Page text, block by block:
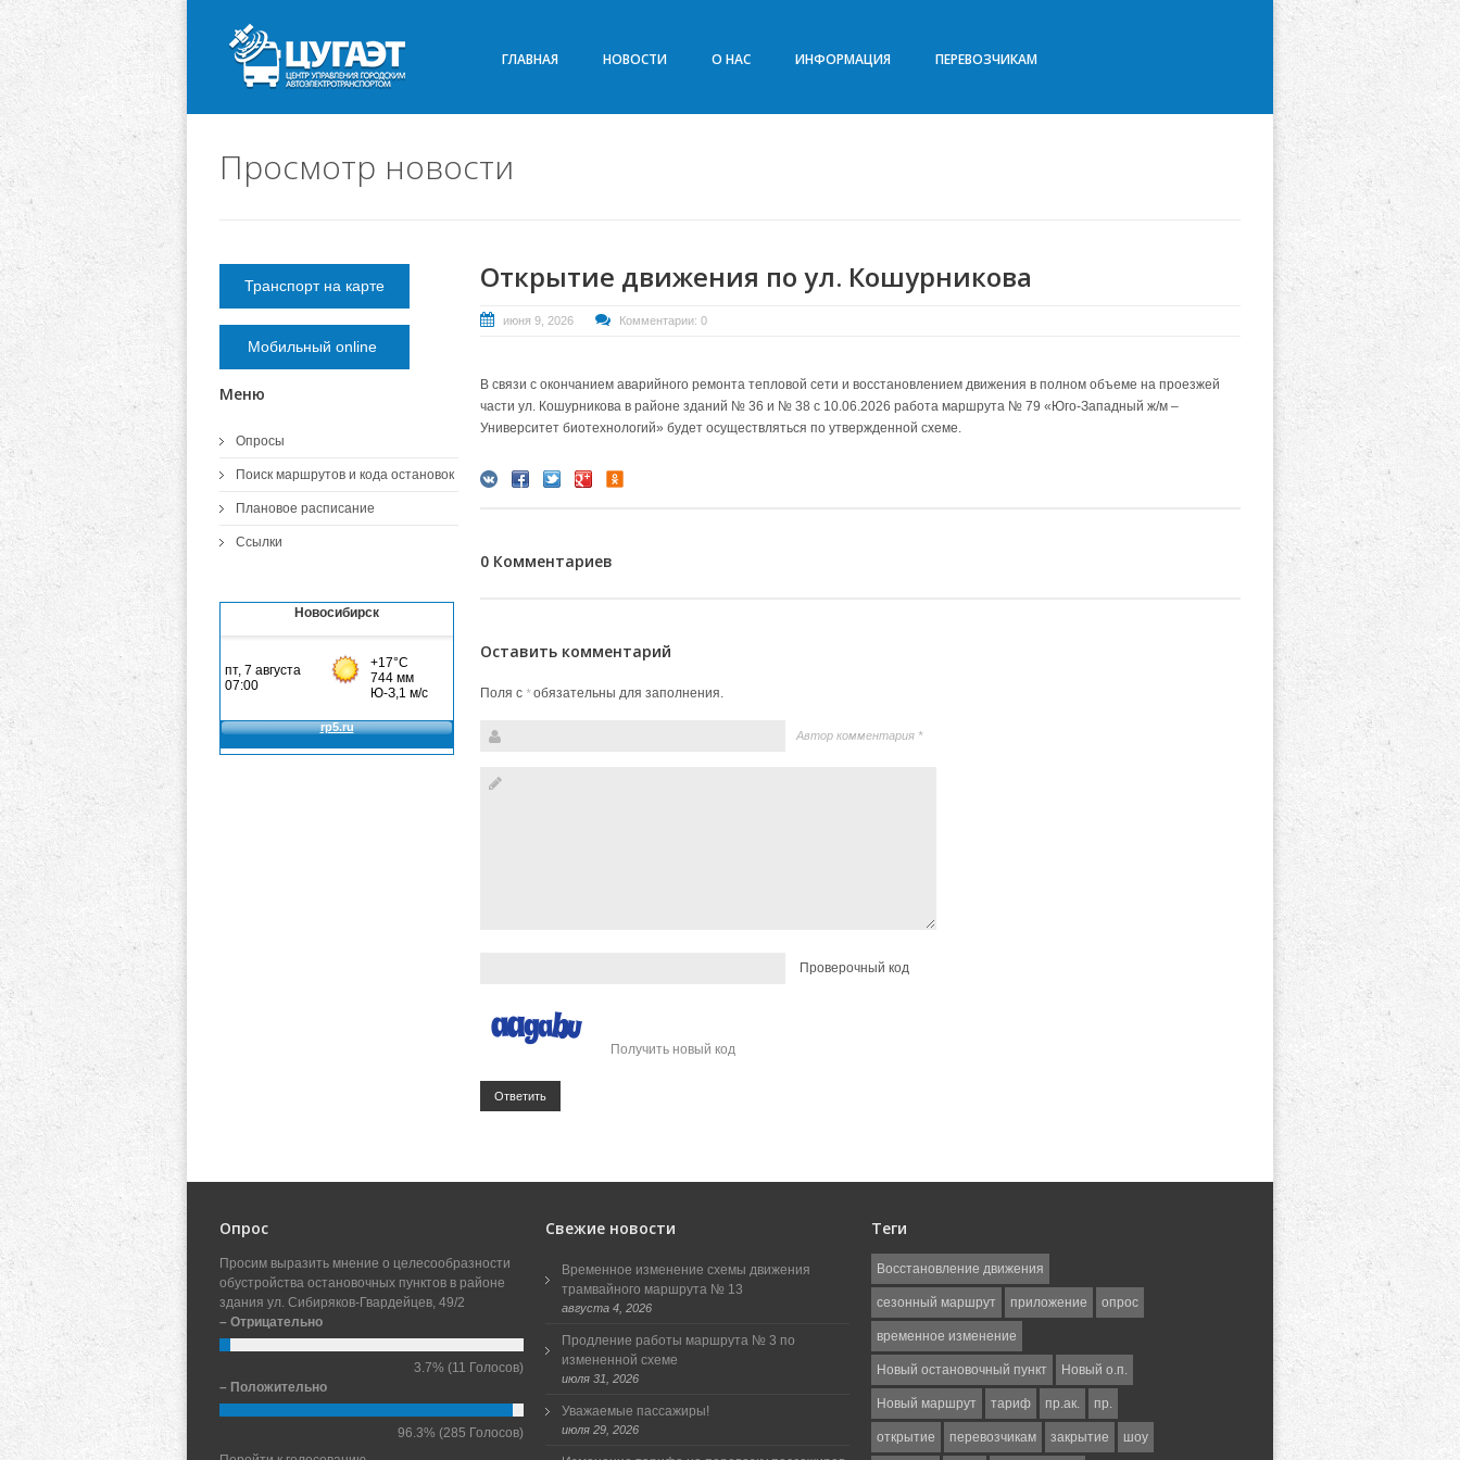
ГЛАВНАЯ НОВОСТИ О НАС ИНФОРМАЦИЯ ПЕРЕВОЗЧИКАМ
Просмотр новости
Открытие движения по ул. Кошурникова
июня 9, 2026 Комментарии: 0
В связи с окончанием аварийного ремонта тепловой сети и восстановлением движения в полном объеме на проезжей
части ул. Кошурникова в районе зданий № 36 и № 38 с 10.06.2026 работа маршрута № 79 «Юго-Западный ж/м –
Университет биотехнологий» будет осуществляться по утвержденной схеме.
0 Комментариев
Оставить комментарий
Поля с *обязательны для заполнения.
Автор комментария *
Проверочный код
Получить новый код
Ответить
Транспорт на карте
Мобильный online
Меню
Опросы
Поиск маршрутов и кода остановок
Плановое расписание
Ссылки
Новосибирск
Опрос
Просим выразить мнение о целесообразности
обустройства остановочных пунктов в районе
здания ул. Сибиряков-Гвардейцев, 49/2
– Отрицательно
3.7% (11 Голосов)
– Положительно
96.3% (285 Голосов)
Свежие новости
Временное изменение схемы движения
трамвайного маршрута № 13
августа 4, 2026
Продление работы маршрута № 3 по
измененной схеме
июля 31, 2026
Уважаемые пассажиры!
июля 29, 2026
Теги
Восстановление движения
сезонный маршрут приложение опрос
временное изменение
Новый остановочный пункт Новый о.п.
Новый маршрут тариф пр.ак. пр.
открытие перевозчикам закрытие шоу